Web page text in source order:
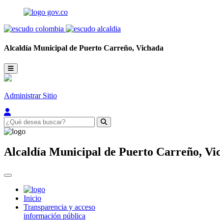
Alcaldía Municipal de Puerto Carreño, Vichada
Administrar Sitio
Alcaldía Municipal de Puerto Carreño,
Inicio
Transparencia y acceso
información pública